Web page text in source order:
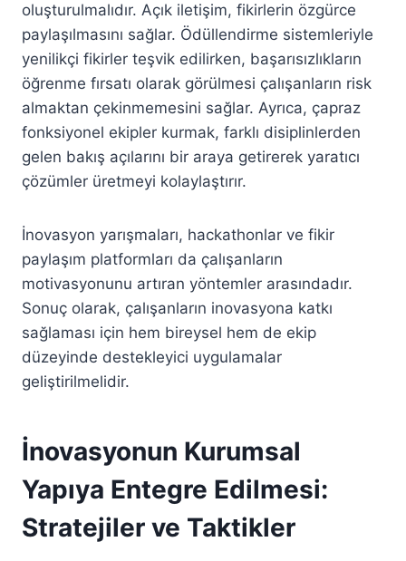
oluşturulmalıdır. Açık iletişim, fikirlerin özgürce
paylaşılmasını sağlar. Ödüllendirme sistemleriyle
yenilikçi fikirler teşvik edilirken, başarısızlıkların
öğrenme fırsatı olarak görülmesi çalışanların risk
almaktan çekinmemesini sağlar. Ayrıca, çapraz
fonksiyonel ekipler kurmak, farklı disiplinlerden
gelen bakış açılarını bir araya getirerek yaratıcı
çözümler üretmeyi kolaylaştırır.
İnovasyon yarışmaları, hackathonlar ve fikir
paylaşım platformları da çalışanların
motivasyonunu artıran yöntemler arasındadır.
Sonuç olarak, çalışanların inovasyona katkı
sağlaması için hem bireysel hem de ekip
düzeyinde destekleyici uygulamalar
geliştirilmelidir.
İnovasyonun Kurumsal
Yapıya Entegre Edilmesi:
Stratejiler ve Taktikler